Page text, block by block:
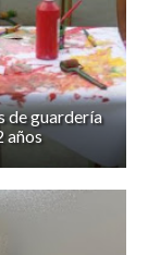
de guardería
años